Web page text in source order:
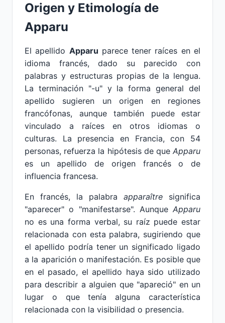
Origen y Etimología de
Apparu
El apellido Apparu parece tener raíces en el
idioma francés, dado su parecido con
palabras y estructuras propias de la lengua.
La terminación "-u" y la forma general del
apellido sugieren un origen en regiones
francófonas, aunque también puede estar
vinculado a raíces en otros idiomas o
culturas. La presencia en Francia, con 54
personas, refuerza la hipótesis de que Apparu
es un apellido de origen francés o de
influencia francesa.
En francés, la palabra apparaître significa
"aparecer" o "manifestarse". Aunque Apparu
no es una forma verbal, su raíz puede estar
relacionada con esta palabra, sugiriendo que
el apellido podría tener un significado ligado
a la aparición o manifestación. Es posible que
en el pasado, el apellido haya sido utilizado
para describir a alguien que "apareció" en un
lugar o que tenía alguna característica
relacionada con la visibilidad o presencia.